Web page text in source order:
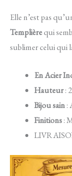
Elle n’est pas
Templièrequi
sublimer celui qui
En Acier
Hauteur:
Bijou sain:
Finitions: